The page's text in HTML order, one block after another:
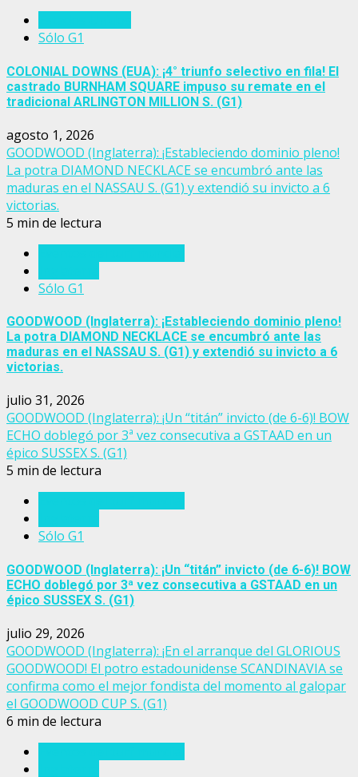
Sólo G1
COLONIAL DOWNS (EUA): ¡4° triunfo selectivo en fila! El
castrado BURNHAM SQUARE impuso su remate en el
tradicional ARLINGTON MILLION S. (G1)
agosto 1, 2026
GOODWOOD (Inglaterra): ¡Estableciendo dominio pleno!
La potra DIAMOND NECKLACE se encumbró ante las
maduras en el NASSAU S. (G1) y extendió su invicto a 6
victorias.
5 min de lectura
Sólo G1
GOODWOOD (Inglaterra): ¡Estableciendo dominio pleno!
La potra DIAMOND NECKLACE se encumbró ante las
maduras en el NASSAU S. (G1) y extendió su invicto a 6
victorias.
julio 31, 2026
GOODWOOD (Inglaterra): ¡Un “titán” invicto (de 6-6)! BOW
ECHO doblegó por 3ª vez consecutiva a GSTAAD en un
épico SUSSEX S. (G1)
5 min de lectura
Sólo G1
GOODWOOD (Inglaterra): ¡Un “titán” invicto (de 6-6)! BOW
ECHO doblegó por 3ª vez consecutiva a GSTAAD en un
épico SUSSEX S. (G1)
julio 29, 2026
GOODWOOD (Inglaterra): ¡En el arranque del GLORIOUS
GOODWOOD! El potro estadounidense SCANDINAVIA se
confirma como el mejor fondista del momento al galopar
el GOODWOOD CUP S. (G1)
6 min de lectura